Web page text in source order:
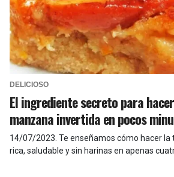
DELICIOSO
El ingrediente secreto para
manzana invertida en pocos
14/07/2023 Te enseñamos cómo hacer
rica, saludable y sin harinas en apenas